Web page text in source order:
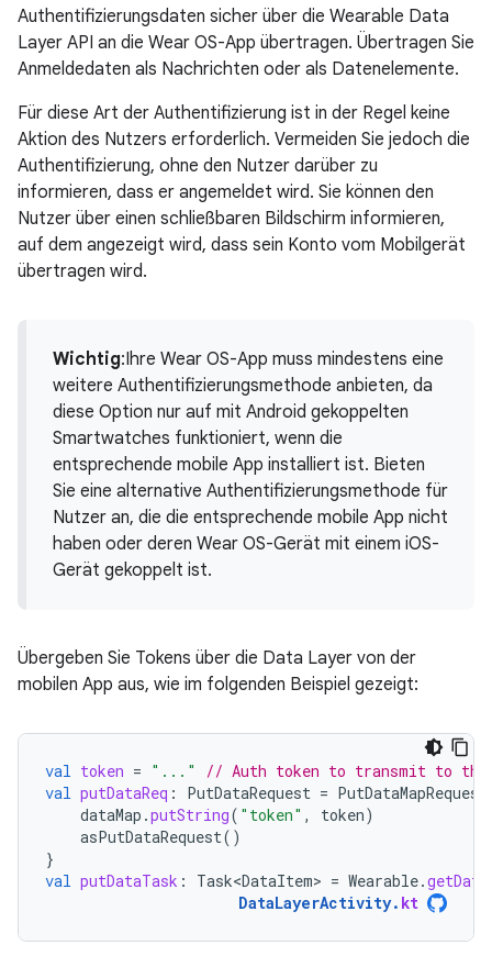
Authentifizierungsdaten sicher über die Wearable Data
Layer API an die Wear OS-App übertragen. Übertragen Sie
Anmeldedaten als Nachrichten oder als Datenelemente.
Für diese Art der Authentifizierung ist in der Regel keine
Aktion des Nutzers erforderlich. Vermeiden Sie jedoch die
Authentifizierung, ohne den Nutzer darüber zu
informieren, dass er angemeldet wird. Sie können den
Nutzer über einen schließbaren Bildschirm informieren,
auf dem angezeigt wird, dass sein Konto vom Mobilgerät
übertragen wird.
Wichtig:Ihre Wear OS-App muss mindestens eine
weitere Authentifizierungsmethode anbieten, da
diese Option nur auf mit Android gekoppelten
Smartwatches funktioniert, wenn die
entsprechende mobile App installiert ist. Bieten
Sie eine alternative Authentifizierungsmethode für
Nutzer an, die die entsprechende mobile App nicht
haben oder deren Wear OS-Gerät mit einem iOS-
Gerät gekoppelt ist.
Übergeben Sie Tokens über die Data Layer von der
mobilen App aus, wie im folgenden Beispiel gezeigt:
val token = "..."
// Auth token to transmit to the
val putDataReq : PutDataRequest = PutDataMapRequest
dataMap .putString( "token" , token)
asPutDataRequest()
}
val putDataTask : Task<DataItem> = Wearable.
DataLayerActivity. kt